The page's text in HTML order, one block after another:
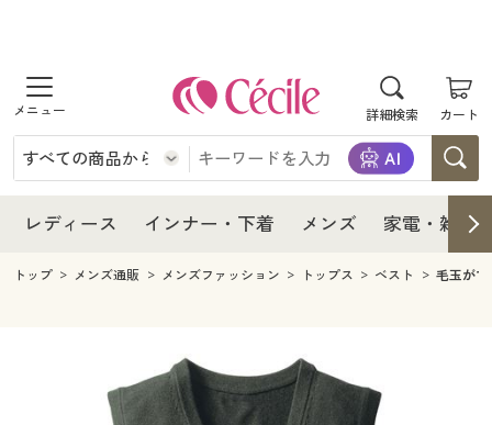
詳細検索 カート
商品を探す
レディース
レディースファッション
インナー・下着
インナー・下着通販すべて
メンズ下着
メンズ
メンズファッション
家電・雑貨すべて
寝具・インテリア・家具
レディース インナー・下着 メンズ 家電・雑貨
レディース
レディース通販すべて
レディースファッション
インナー・下着
インナー・下着通販すべて
ジュニア・ティーンズ下着
メンズ
寝具・インテリア・家具通販すべて
トップ メンズ通販 メンズファッション トップス ベスト 毛玉が